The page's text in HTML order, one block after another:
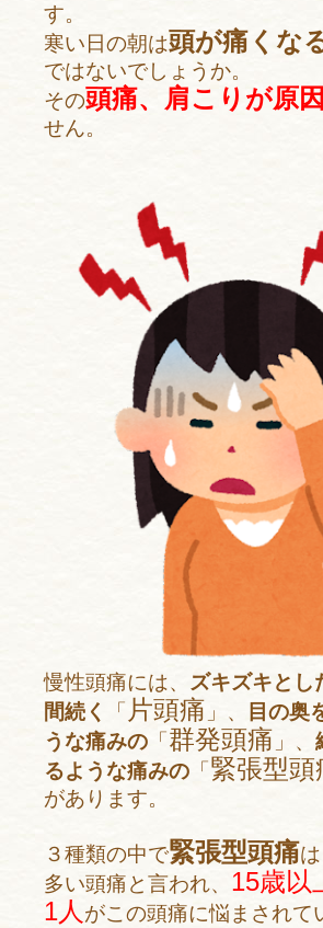
す。
寒い日の朝は頭が痛くな
ではないでしょうか。
その頭痛、肩こりが原因
せん。
慢性頭痛には、
ズキズキとし
間続く
「 片頭痛 」、
目の奥
うな痛みの 「 群発頭痛 」、
るような痛みの 「 緊張型頭
があります。
３種類の中で緊張型頭痛
多い頭痛と言われ、 15歳以
1人 がこの頭痛に悩まされて